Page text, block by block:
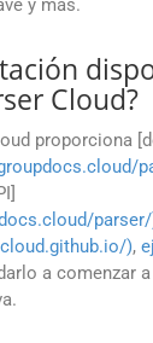
y más.
Cloud?
proporciona
),
a comenzar